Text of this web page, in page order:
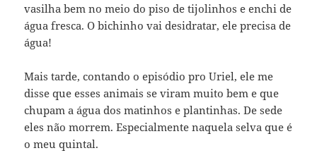
vasilha bem no meio do piso de tijolinhos e enchi de
água fresca. O bichinho vai desidratar, ele precisa de
água!
Mais tarde, contando o episódio pro Uriel, ele me
disse que esses animais se viram muito bem e que
chupam a água dos matinhos e plantinhas. De sede
eles não morrem. Especialmente naquela selva que é
o meu quintal.